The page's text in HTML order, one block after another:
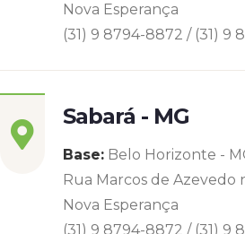
Nova Esperança
(31) 9 8794-8872 / (31) 9
Sabará - MG
Base: Belo Horizonte -
Rua Marcos de Azevedo
Nova Esperança
(31) 9 8794-8872 / (31) 9